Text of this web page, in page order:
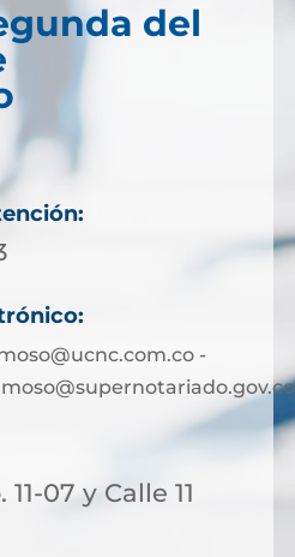
del
-
11-07 y Calle 11